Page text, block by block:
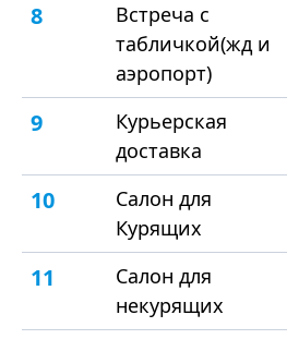
8
Встреча с
табличкой(жд и
аэропорт)
9
Курьерская
доставка
10
Салон для
Курящих
11
Салон для
некурящих